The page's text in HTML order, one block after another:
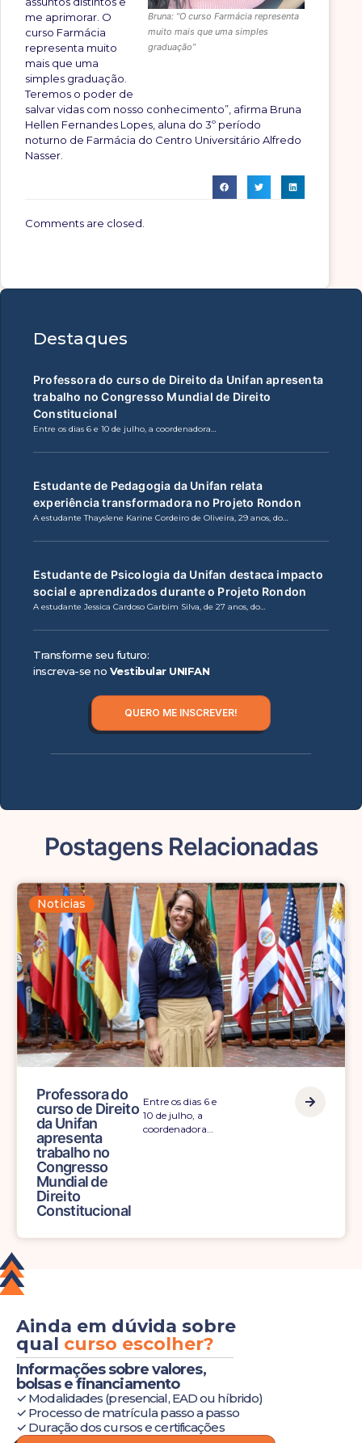
Bruna: “O curso Farmácia representa
muito mais que uma simples
graduação”
me aprimorar. O
curso Farmácia
representa muito
mais que uma
simples graduação.
Teremos o poder de
salvar vidas com nosso conhecimento”, afirma Bruna
Hellen Fernandes Lopes, aluna do 3º período
noturno de Farmácia do Centro Universitário Alfredo
Nasser.
Comments are closed.
Destaques
Professora do curso de Direito da Unifan apresenta
trabalho no Congresso Mundial de Direito
Constitucional
Entre os dias 6 e 10 de julho, a coordenadora…
Estudante de Pedagogia da Unifan relata
experiência transformadora no Projeto Rondon
A estudante Thayslene Karine Cordeiro de Oliveira, 29 anos, do…
Estudante de Psicologia da Unifan destaca impacto
social e aprendizados durante o Projeto Rondon
A estudante Jessica Cardoso Garbim Silva, de 27 anos, do…
Transforme seu futuro:
inscreva-se no Vestibular UNIFAN
QUERO ME INSCREVER!
Postagens Relacionadas
Noticias
Professora do
curso de Direito
da Unifan
apresenta
trabalho no
Congresso
Mundial de
Direito
Constitucional
Entre os dias 6 e
10 de julho, a
coordenadora…
Ainda em dúvida sobre
qual curso escolher?
Informações sobre valores,
bolsas e financiamento
✓ Modalidades (presencial, EAD ou híbrido)
✓ Processo de matrícula passo a passo
✓ Duração dos cursos e certificações